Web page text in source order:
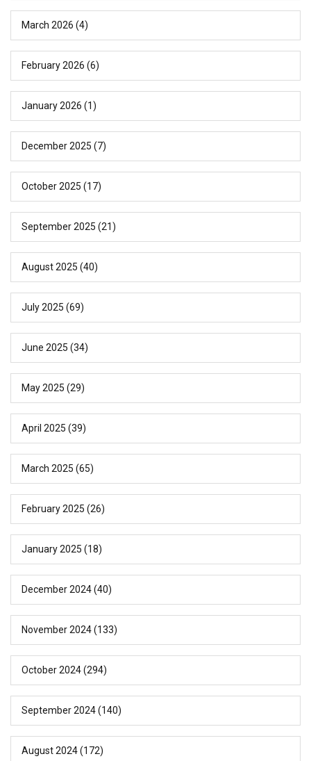
March 2026 (4)
February 2026 (6)
January 2026 (1)
December 2025 (7)
October 2025 (17)
September 2025 (21)
August 2025 (40)
July 2025 (69)
June 2025 (34)
May 2025 (29)
April 2025 (39)
March 2025 (65)
February 2025 (26)
January 2025 (18)
December 2024(40)
November 2024(133)
October 2024(294)
September 2024(140)
August 2024(172)